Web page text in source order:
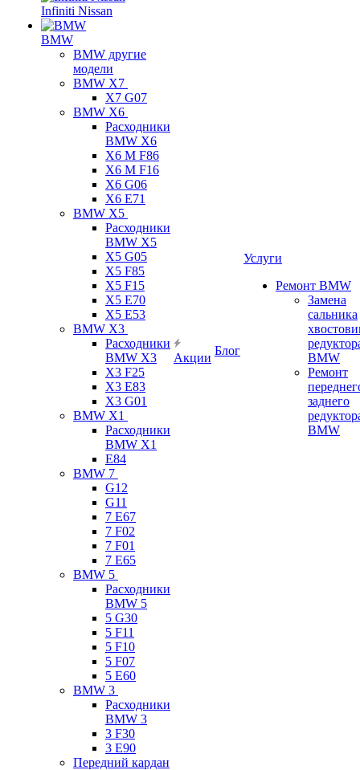
Infiniti Nissan
BMW
BMW другие
модели
BMW X7
X7 G07
BMW X6
Расходники
BMW X6
X6 M F86
X6 M F16
X6 G06
X6 E71
BMW X5
Расходники
BMW X5
X5 G05
X5 F85
X5 F15
X5 E70
X5 E53
BMW X3
Расходники
BMW X3
X3 F25
X3 E83
X3 G01
BMW X1
Расходники
BMW X1
E84
BMW 7
G12
G11
7 Е67
7 F02
7 F01
7 E65
BMW 5
Расходники
BMW 5
5 G30
5 F11
5 F10
5 F07
5 E60
BMW 3
Расходники
BMW 3
3 F30
3 E90
Передний кардан
Акции
Блог
Услуги
Ремонт BMW
Замена
сальника
BMW
Ремонт
заднего
BMW